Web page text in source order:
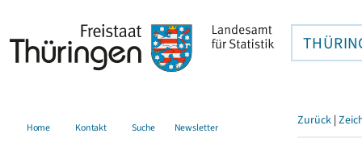
Home Kontakt Suche Newsletter Zurück |